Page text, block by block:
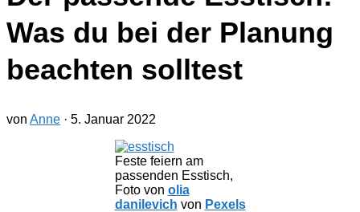
Was du bei der Planung
beachten solltest
von Anne · 5. Januar 2022
Feste feiern am
passenden Esstisch,
Foto von olia
danilevich von Pexels